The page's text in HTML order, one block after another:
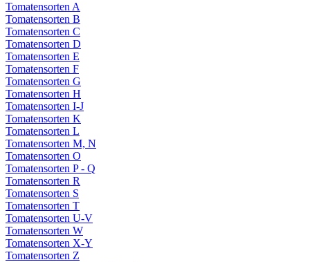
Tomatensorten A
Tomatensorten B
Tomatensorten C
Tomatensorten D
Tomatensorten E
Tomatensorten F
Tomatensorten G
Tomatensorten H
Tomatensorten I-J
Tomatensorten K
Tomatensorten L
Tomatensorten M, N
Tomatensorten O
Tomatensorten P - Q
Tomatensorten R
Tomatensorten S
Tomatensorten T
Tomatensorten U-V
Tomatensorten W
Tomatensorten X-Y
Tomatensorten Z